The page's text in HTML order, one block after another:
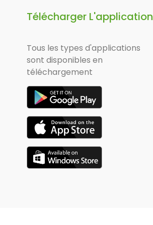
Télécharger L'application
Tous les types d'applications
sont disponibles en
téléchargement